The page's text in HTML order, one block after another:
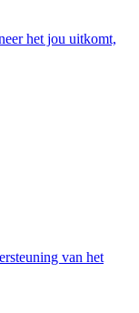
het jou uitkomt,
van het